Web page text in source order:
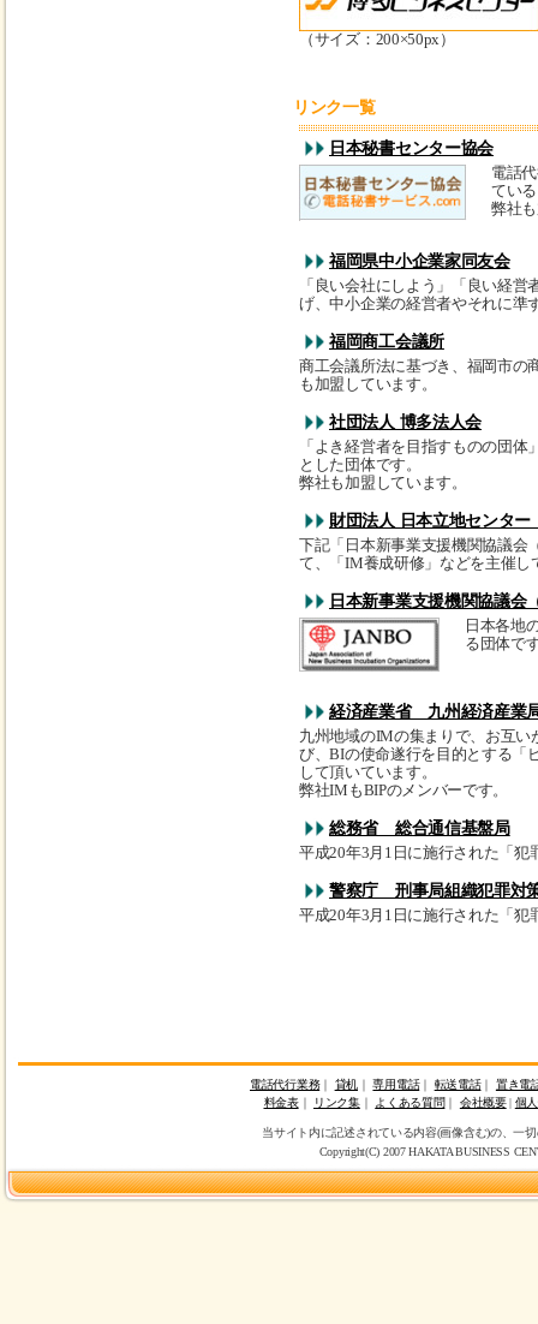
（サイズ：200×50px）
リンク一覧
日本秘書センター協会
電話
てい
弊社
福岡県中小企業家同友会
「良い会社にしよう」「良い経
げ、中小企業の経営者やそれに準
福岡商工会議所
商工会議所法に基づき、福岡市の
も加盟しています。
社団法人 博多法人会
「よき経営者を目指すものの団
とした団体です。
弊社も加盟しています。
財団法人 日本立地センタ
下記「日本新事業支援機関協議
て、「IM養成研修」などを主催し
日本新事業支援機関協議会
日本各地
る団体で
経済産業省 九州経済産業
九州地域のIMの集まりで、お互
び、BIの使命遂行を目的とする「
して頂いています。
弊社IMもBIPのメンバーです。
総務省 総合通信基盤局
平成20年3月1日に施行された「
警察庁 刑事局組織犯罪対
平成20年3月1日に施行された「
電話代行業務｜ 貸机 ｜専用電話｜ 転送電話｜ 置き電
料金表｜ リンク集｜ よくある質問 ｜ 会社概要| 個
当サイト内に記述されている内容(画像含む)の、一
Copyright(C) 2007 HAKATA BUSINESS